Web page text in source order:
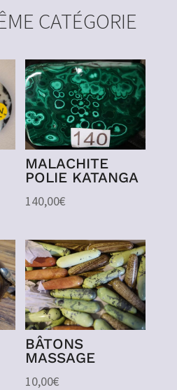
CATÉGORIE
MALACHITE
POLIE KATANGA
140,00€
BÂTONS
MASSAGE
10,00€